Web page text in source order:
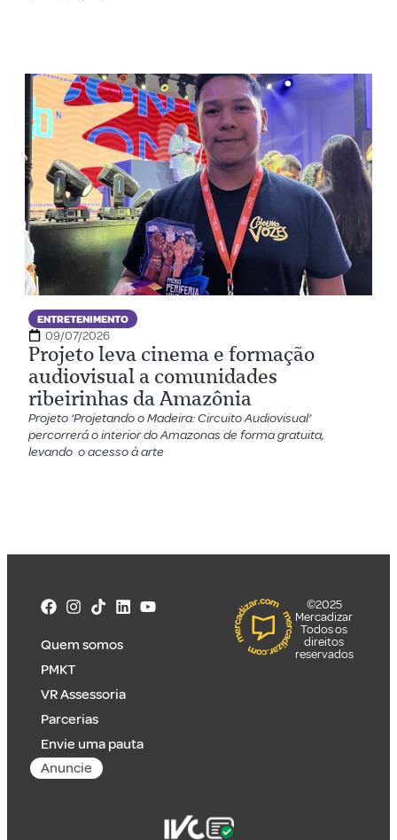
ENTRETENIMENTO
09/07/2026
Projeto leva cinema e formação
audiovisual a comunidades
ribeirinhas da Amazônia
Projeto ‘Projetando o Madeira: Circuito Audiovisual’
percorrerá o interior do Amazonas de forma gratuita,
levando o acesso à arte
Quem somos
PMKT
VR Assessoria
Parcerias
Envie uma pauta
Anuncie
©2025
Mercadizar
Todos os
direitos
reservados